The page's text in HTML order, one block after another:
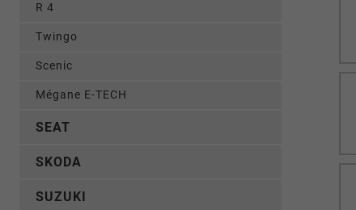
R 4
Twingo
Scenic
Mégane E-TECH
SEAT
SKODA
SUZUKI